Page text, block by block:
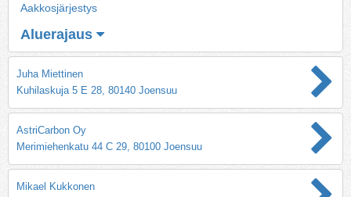
Aakkosjärjestys
Aluerajaus
Juha Miettinen
Kuhilaskuja 5 E 28, 80140 Joensuu
AstriCarbon Oy
Merimiehenkatu 44 C 29, 80100 Joensuu
Mikael Kukkonen